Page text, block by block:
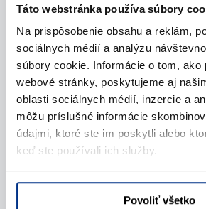
Táto webstránka používa súbory
Na prispôsobenie obsahu a reklám,
sociálnych médií a analýzu
súbory cookie. Informácie o tom, ako
webové stránky, poskytujeme aj
oblasti sociálnych médií, inzercie a
môžu príslušné informácie
údajmi, ktoré ste im poskytli alebo
keď ste používali ich služby.
Povoliť všetko
Zavolajte nám
Napíšte nám (e-mail)